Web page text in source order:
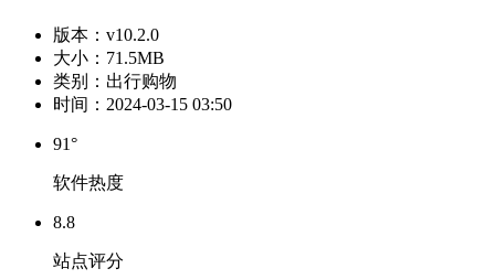
版本： v10.2.0
大小： 71.5MB
类别： 出行购物
时间： 2024-03-15 03:50
91°
软件热度
8.8
站点评分